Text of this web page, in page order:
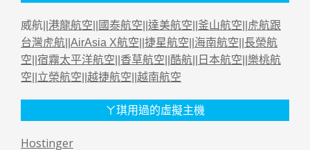
威航|| 港龍航空 國泰航空 達美航空 釜山航空
虎航跟
台灣虎航 AirAsia X航空 捷星航空 海南航空 長榮航
空 宿霧太平洋航空 香草航空 酷航 日本航空 樂桃航
空 立榮航空 越捷航空 越南航空
ㄚ琪用過的虛擬主機
Hostinger